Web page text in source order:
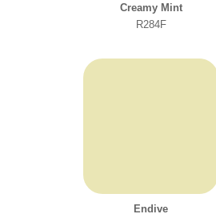
Creamy Mint
R284F
Endive